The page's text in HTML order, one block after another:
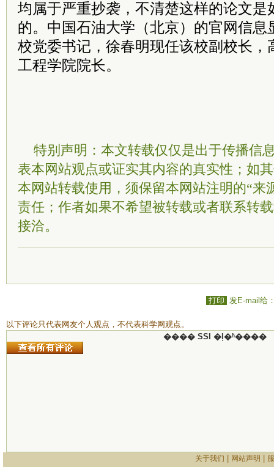
均属于严重抄袭，不清楚这样的论文是
的。中国石油大学（北京）的官网信息
校党委书记，徐春明现任该校副校长，
工程学院院长。
特别声明：本文转载仅仅是出于传播信
表本网站观点或证实其内容的真实性；如
本网站转载使用，须保留本网站注明的“来
责任；作者如果不希望被转载或者联系转
接洽。
打印 发E-mail给
以下评论只代表网友个人观点，不代表科学网观点。
���� SSI �ļ�ʱ����
关于我们 网站声明